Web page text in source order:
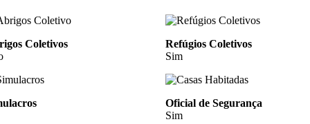
Coletivos
Refúgios Coletivos
Sim
Oficial de Segurança
Sim